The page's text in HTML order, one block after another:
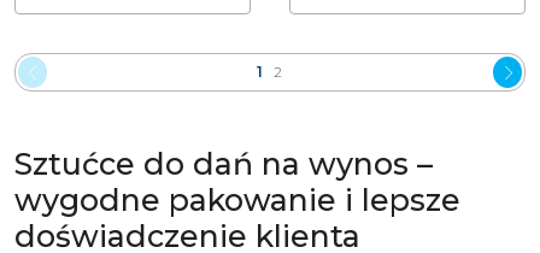
1 2
Sztućce do dań na wynos –
wygodne pakowanie i lepsze
doświadczenie klienta